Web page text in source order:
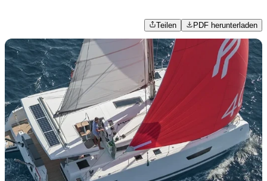
Teilen PDF herunterladen